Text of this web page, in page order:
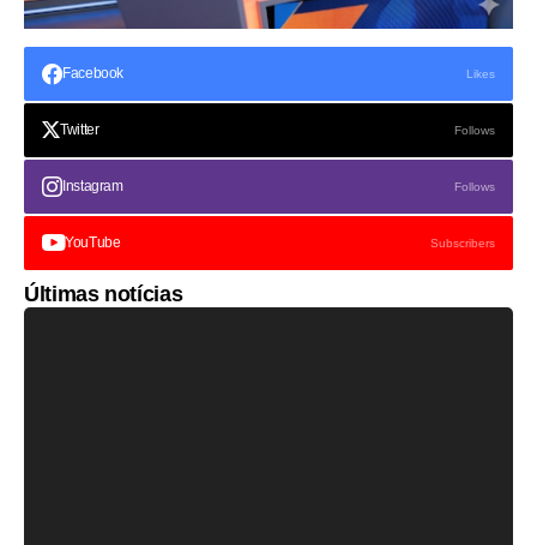
Facebook Likes
Twitter Follows
Instagram Follows
YouTube Subscribers
Últimas notícias